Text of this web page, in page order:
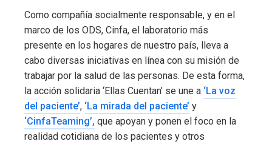
Como compañía socialmente responsable, y en el
marco de los ODS, Cinfa, el laboratorio más
presente en los hogares de nuestro país, lleva a
cabo diversas iniciativas en línea con su misión de
trabajar por la salud de las personas. De esta forma,
la acción solidaria ‘Ellas Cuentan’ se une a ‘La voz
del paciente’, ‘La mirada del paciente’ y
‘CinfaTeaming’, que apoyan y ponen el foco en la
realidad cotidiana de los pacientes y otros